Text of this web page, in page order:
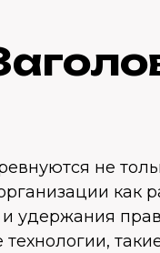
не
как
удержания